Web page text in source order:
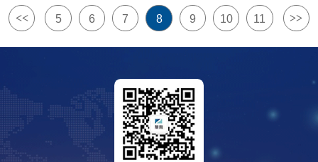
1.0-5.0V
1.0-5.5V
工作模式
Boost-Class-AB/D
Boost-Class-D
<< 5 6 7 8 9 10 11 >>